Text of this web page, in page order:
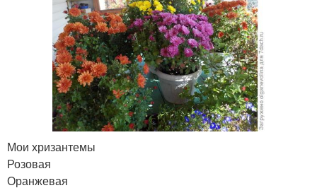
Мои хризантемы
Розовая
Оранжевая